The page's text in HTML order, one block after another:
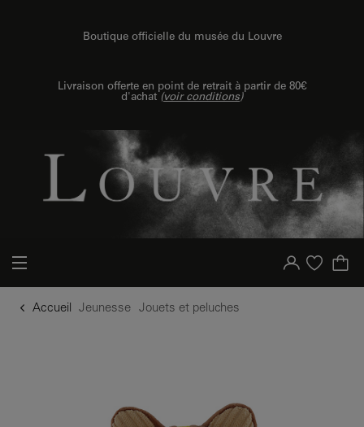
Boutique officielle du musée du Louvre
Livraison offerte en point de retrait à partir de 80€
d'achat (voir conditions)
Votre compte
Liste d'achat
Accueil Jeunesse Jouets et peluches